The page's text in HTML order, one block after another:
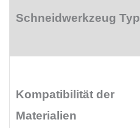
Schneidwerkzeug Typ
Kompatibilität der
Materialien